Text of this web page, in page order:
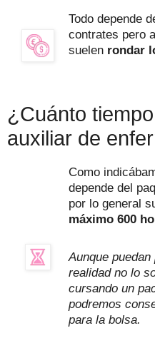
Todo depende
contrates pero
suelen rondar
¿Cuánto
auxiliar de
Como
depende del
por lo general
máximo 600
Aunque
realidad no lo
cursando un
podremos
para la bolsa.